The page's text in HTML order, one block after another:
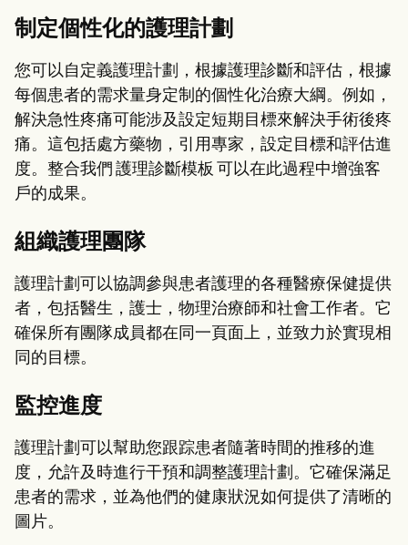
制定個性化的護理計劃
您可以自定義護理計劃，根據護理診斷和評估，根據
每個患者的需求量身定制的個性化治療大綱。例如，
解決急性疼痛可能涉及設定短期目標來解決手術後疼
痛。這包括處方藥物，引用專家，設定目標和評估進
度。整合我們 護理診斷模板 可以在此過程中增強客
戶的成果。
組織護理團隊
護理計劃可以協調參與患者護理的各種醫療保健提供
者，包括醫生，護士，物理治療師和社會工作者。它
確保所有團隊成員都在同一頁面上，並致力於實現相
同的目標。
監控進度
護理計劃可以幫助您跟踪患者隨著時間的推移的進
度，允許及時進行干預和調整護理計劃。它確保滿足
患者的需求，並為他們的健康狀況如何提供了清晰的
圖片。